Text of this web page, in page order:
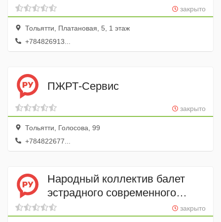
закрыто
Тольятти, Платановая, 5, 1 этаж
+784826913...
ПЖРТ-Сервис
закрыто
Тольятти, Голосова, 99
+784822677...
Народный коллектив балет
эстрадного современного
танца Креатив
закрыто